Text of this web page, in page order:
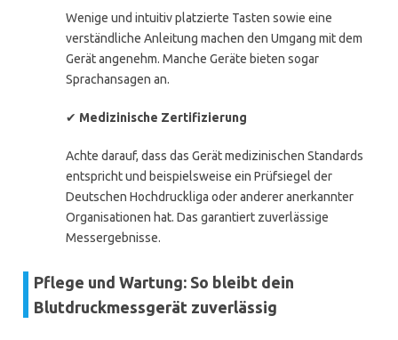
Wenige und intuitiv platzierte Tasten sowie eine
verständliche Anleitung machen den Umgang mit dem
Gerät angenehm. Manche Geräte bieten sogar
Sprachansagen an.
✔ Medizinische Zertifizierung
Achte darauf, dass das Gerät medizinischen Standards
entspricht und beispielsweise ein Prüfsiegel der
Deutschen Hochdruckliga oder anderer anerkannter
Organisationen hat. Das garantiert zuverlässige
Messergebnisse.
Pflege und Wartung: So bleibt dein
Blutdruckmessgerät zuverlässig